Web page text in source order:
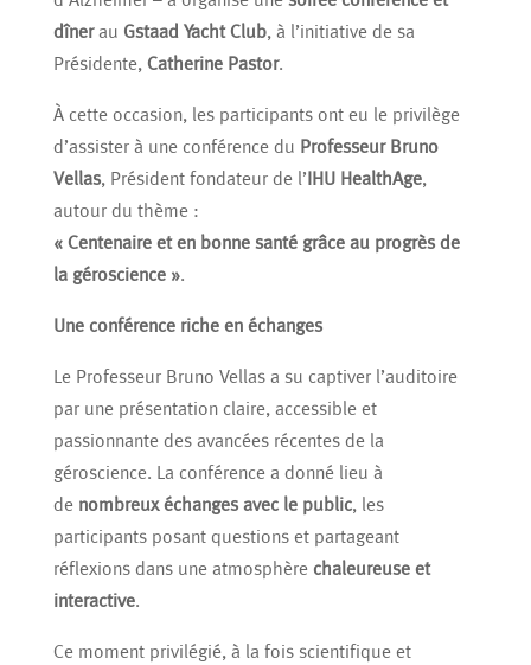
dînerau Gstaad Yacht Club, à l’initiative de sa
Présidente, Catherine Pastor.
À cette occasion, les participants ont eu le privilège
d’assister à une conférence du Professeur Bruno
Vellas, Président fondateur de l’IHU HealthAge,
autour du thème :
« Centenaire et en bonne santé grâce au progrès de
la géroscience ».
Une conférence riche en échanges
Le Professeur Bruno Vellas a su captiver l’auditoire
par une présentation claire, accessible et
passionnante des avancées récentes de la
géroscience. La conférence a donné lieu à
de nombreux échanges avec le public, les
participants posant questions et partageant
réflexions dans une atmosphère chaleureuse et
interactive.
Ce moment privilégié, à la fois scientifique et